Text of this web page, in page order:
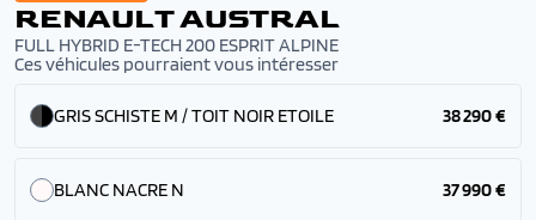
RENAULT AUSTRAL
FULL HYBRID E-TECH 200 ESPRIT ALPINE
Ces véhicules pourraient vous intéresser
GRIS SCHISTE M / TOIT NOIR ETOILE 38 290 €
BLANC NACRE N 37 990 €